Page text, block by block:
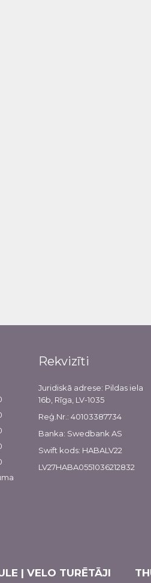
Rekvizīti
Juridiskā adrese: Pildas iela
16b, Rīga, LV-1035
Reģ.Nr.: 40103387734
Banka: Swedbank AS
Swift kods: HABALV22
LV27HABA0551036212832
| VELO TURĒTĀJI